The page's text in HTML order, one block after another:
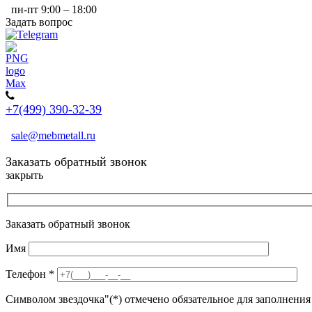
пн-пт 9:00 – 18:00
Задать вопрос
+7(499) 390-32-39
sale@mebmetall.ru
Заказать обратный звонок
закрыть
Заказать обратный звонок
Имя
Телефон *
Символом звездочка"(*) отмечено обязательное для